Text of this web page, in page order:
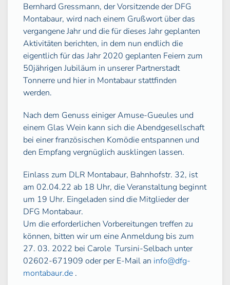
Bernhard Gressmann, der Vorsitzende der DFG
Montabaur, wird nach einem Grußwort über das
vergangene Jahr und die für dieses Jahr geplanten
Aktivitäten berichten, in dem nun endlich die
eigentlich für das Jahr 2020 geplanten Feiern zum
50jährigen Jubiläum in unserer Partnerstadt
Tonnerre und hier in Montabaur stattfinden
werden.
Nach dem Genuss einiger Amuse-Gueules und
einem Glas Wein kann sich die Abendgesellschaft
bei einer französischen Komödie entspannen und
den Empfang vergnüglich ausklingen lassen.
Einlass zum DLR Montabaur, Bahnhofstr. 32, ist
am 02.04.22 ab 18 Uhr, die Veranstaltung beginnt
um 19 Uhr. Eingeladen sind die Mitglieder der
DFG Montabaur.
Um die erforderlichen Vorbereitungen treffen zu
können, bitten wir um eine Anmeldung bis zum
27. 03. 2022 bei Carole Tursini-Selbach unter
02602-671909 oder per E-Mail an info@dfg-
montabaur.de .